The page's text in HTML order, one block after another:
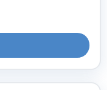
na
klienta.